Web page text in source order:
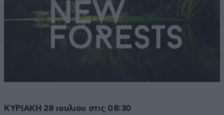
ΚΥΡΙΑΚΗ 28 ιουλιου στις 08:30